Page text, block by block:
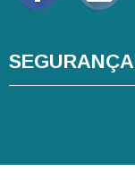
SEGURANÇA